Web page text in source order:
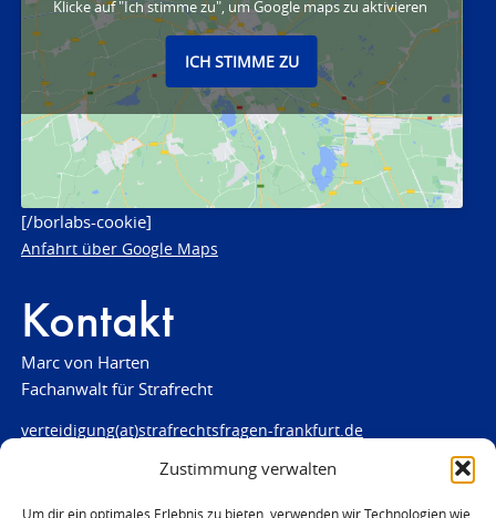
Zustimmung verwalten
Um dir ein optimales Erlebnis zu bieten, verwenden wir Technologien wie
Klicke auf "Ich stimme zu", um Google maps zu aktivieren
ICH STIMME ZU
[/borlabs-cookie]
Anfahrt über Google Maps
Kontakt
Marc von Harten
Fachanwalt für Strafrecht
verteidigung(at)strafrechtsfragen-frankfurt.de
www.strafrechtsfragen-frankfurt.de
Louisenstraße 84